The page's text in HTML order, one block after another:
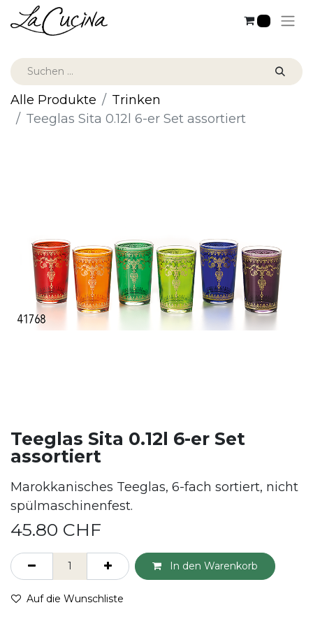
Alle Produkte
Trinken
Teeglas Sita 0.12l 6-er Set assortiert
Teeglas Sita 0.12l 6-er Set
assortiert
Marokkanisches Teeglas, 6-fach sortiert, nicht
spülmaschinenfest.
45.80 CHF
In den Warenkorb
Auf die Wunschliste